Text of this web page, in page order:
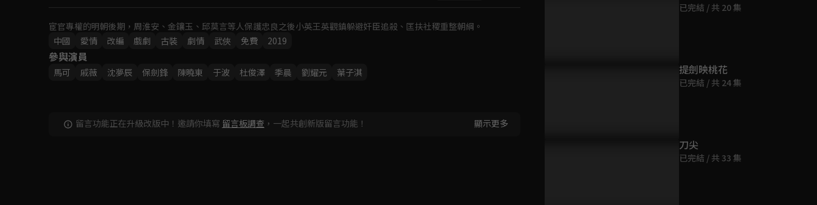
Video
宦官專權的明朝後期，周淮安、金鑲玉、邱莫言等人保護忠良之後小英王英觀鎮躲避奸臣追殺、匡扶社稷重整朝綱。
中國
愛情 改編 戲劇 古裝 劇情 武俠 免費 2019
參與演員
馬可 戚薇 沈夢辰 保劍鋒 陳曉東 于波 杜俊澤 季晨 劉耀元 葉子淇
留言功能正在升級改版中！邀請你填寫 留言板調查 ，一起共創新版留言功能！ 顯示更多
已完結 / 共 20 集
提劍映桃花
已完結 / 共 24 集
刀尖
已完結 / 共 33 集